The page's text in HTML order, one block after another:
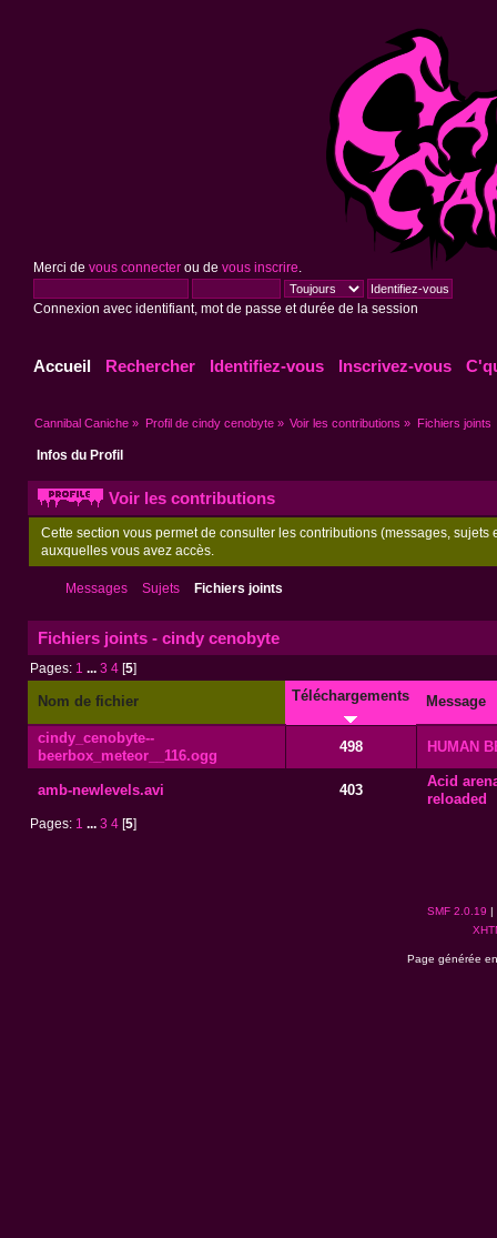
Merci de vous connecterou de vous inscrire
Connexion avec identifiant, mot de passe et durée de la session
Accueil Rechercher Identifiez-vous Inscrivez-vous
Cannibal Caniche » Profil de cindy cenobyte» Voir les contributions » Fichiers joints
Infos du Profil
Voir les contributions
Cette section vous permet de consulter les contributions (messages,
auxquelles vous avez accès.
Messages Sujets Fichiers joints
Fichiers joints - cindy cenobyte
Pages: 1 ...3 4 [5]
Nom de fichier Téléchargements Message
cindy_cenobyte--
beerbox_meteor__116.ogg
498 HUMAN
amb-newlevels.avi 403
Acid
reloaded
Pages: 1 ...3 4 [5
SMF 2.0.19 |
Page générée